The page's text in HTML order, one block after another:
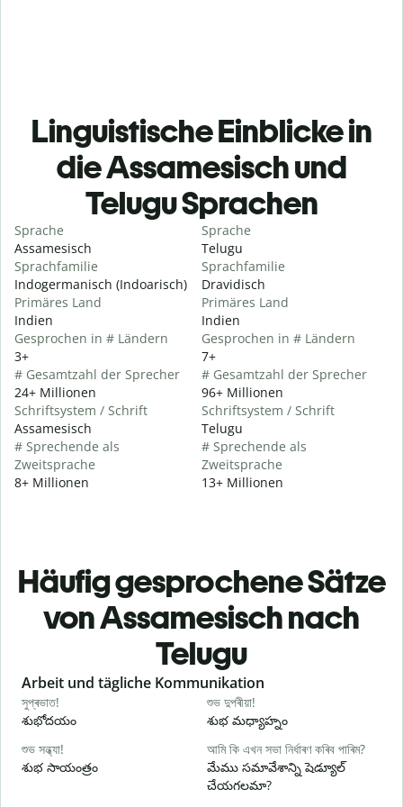
Linguistische Einblicke in
die Assamesisch und
Telugu Sprachen
Sprache
Assamesisch
Sprachfamilie
Indogermanisch (Indoarisch)
Primäres Land
Indien
Gesprochen in # Ländern
3+
# Gesamtzahl der Sprecher
24+ Millionen
Schriftsystem / Schrift
Assamesisch
# Sprechende als
Zweitsprache
8+ Millionen
Sprache
Telugu
Sprachfamilie
Dravidisch
Primäres Land
Indien
Gesprochen in # Ländern
7+
# Gesamtzahl der Sprecher
96+ Millionen
Schriftsystem / Schrift
Telugu
# Sprechende als
Zweitsprache
13+ Millionen
Häufig gesprochene Sätze
von Assamesisch nach
Telugu
Slide 1 of 6
Arbeit und tägliche Kommunikation
সুপ্ৰভাত!
శుభోదయం
শুভ দুপৰীয়া!
శుభ మధ్యాహ్నం
শুভ সন্ধ্যা!
శుభ సాయంత్రం
আমি কি এখন সভা নিৰ্ধাৰণ কৰিব পাৰিম?
మేము సమావేశాన్ని షెడ్యూల్
చేయగలమా?